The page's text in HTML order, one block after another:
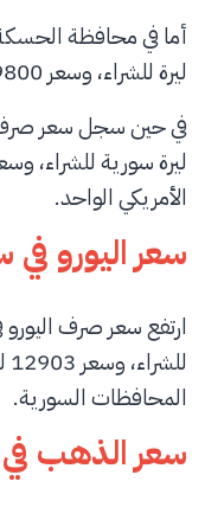
ليرة للشراء، وسعر 9800 ليرة لمبيع الدولار الواحد.
الأمريكي الواحد.
سعر اليورو في
المحافظات السورية.
سعر الذهب في